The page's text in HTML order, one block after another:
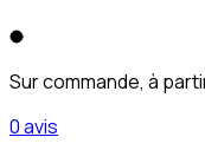
Sur commande, à
0 avis